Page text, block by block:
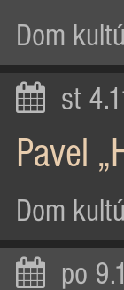
Dom
st
Pavel
Dom
po